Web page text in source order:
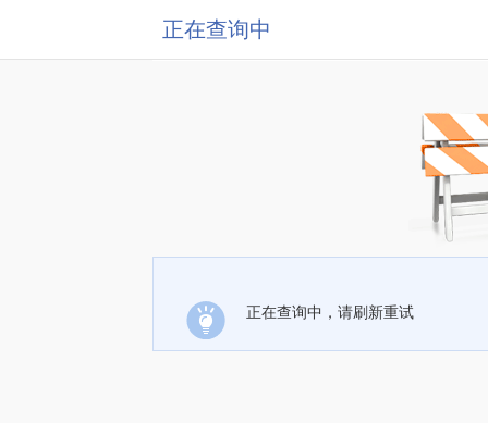
正在查询中
正在查询中，请刷新重试